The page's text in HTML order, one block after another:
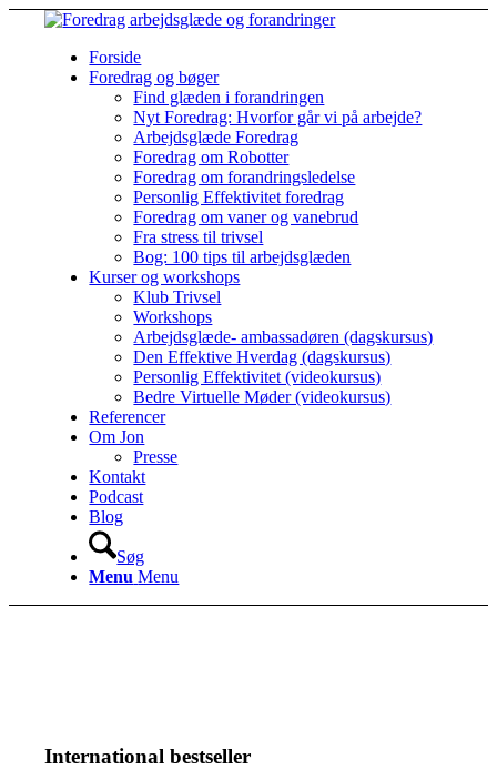
Forside
Foredrag og bøger
Find glæden i forandringen
Nyt Foredrag: Hvorfor går vi på arbejde?
Arbejdsglæde Foredrag
Foredrag om Robotter
Foredrag om forandringsledelse
Personlig Effektivitet foredrag
Foredrag om vaner og vanebrud
Fra stress til trivsel
Bog: 100 tips til arbejdsglæden
Kurser og workshops
Klub Trivsel
Workshops
Arbejdsglæde- ambassadøren (dagskursus)
Den Effektive Hverdag (dagskursus)
Personlig Effektivitet (videokursus)
Bedre Virtuelle Møder (videokursus)
Referencer
Om Jon
Presse
Kontakt
Podcast
Blog
Søg
Menu Menu
International bestseller